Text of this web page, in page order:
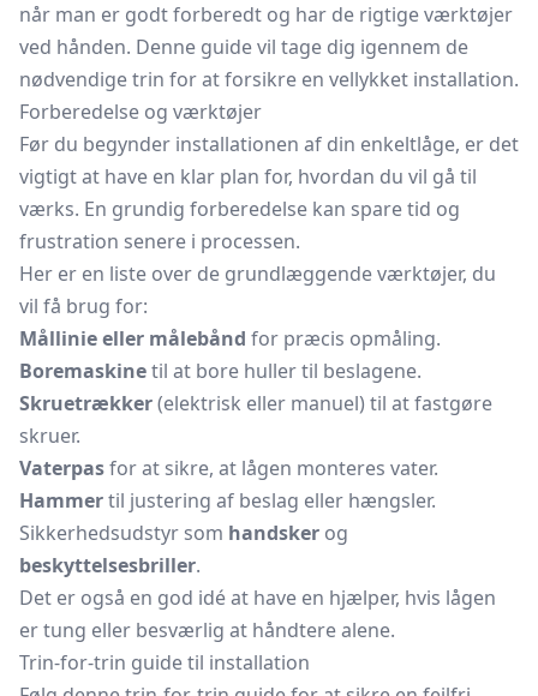
når man er godt forberedt og har de rigtige værktøjer
ved hånden. Denne guide vil tage dig igennem de
nødvendige trin for at forsikre en vellykket installation.
Forberedelse og værktøjer
Før du begynder installationen af din enkeltlåge, er det
vigtigt at have en klar plan for, hvordan du vil gå til
værks. En grundig forberedelse kan spare tid og
frustration senere i processen.
Her er en liste over de grundlæggende værktøjer, du
vil få brug for:
Mållinie eller målebånd for præcis opmåling.
Boremaskinetil at bore huller til beslagene.
Skruetrækker(elektrisk eller manuel) til at fastgøre
skruer.
Vaterpasfor at sikre, at lågen monteres vater.
Hammertil justering af beslag eller hængsler.
Sikkerhedsudstyr som handsker og
beskyttelsesbriller.
Det er også en god idé at have en hjælper, hvis lågen
er tung eller besværlig at håndtere alene.
Trin-for-trin guide til installation